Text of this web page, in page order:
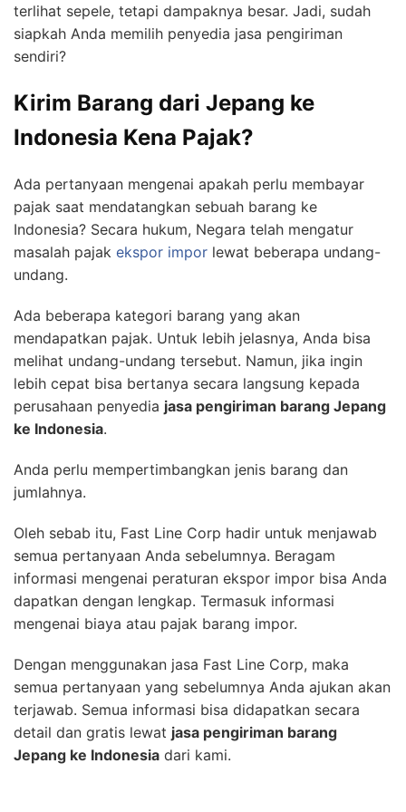
terlihat sepele, tetapi dampaknya besar. Jadi, sudah
siapkah Anda memilih penyedia jasa pengiriman
sendiri?
Kirim Barang dari Jepang ke
Indonesia Kena Pajak?
Ada pertanyaan mengenai apakah perlu membayar
pajak saat mendatangkan sebuah barang ke
Indonesia? Secara hukum, Negara telah mengatur
masalah pajak ekspor impor lewat beberapa undang-
undang.
Ada beberapa kategori barang yang akan
mendapatkan pajak. Untuk lebih jelasnya, Anda bisa
melihat undang-undang tersebut. Namun, jika ingin
lebih cepat bisa bertanya secara langsung kepada
perusahaan penyedia jasa pengiriman barang Jepang
ke Indonesia.
Anda perlu mempertimbangkan jenis barang dan
jumlahnya.
Oleh sebab itu, Fast Line Corp hadir untuk menjawab
semua pertanyaan Anda sebelumnya. Beragam
informasi mengenai peraturan ekspor impor bisa Anda
dapatkan dengan lengkap. Termasuk informasi
mengenai biaya atau pajak barang impor.
Dengan menggunakan jasa Fast Line Corp, maka
semua pertanyaan yang sebelumnya Anda ajukan akan
terjawab. Semua informasi bisa didapatkan secara
detail dan gratis lewat jasa pengiriman barang
Jepang ke Indonesia dari kami.